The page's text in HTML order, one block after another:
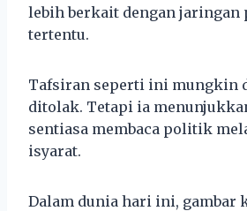
lebih berkait dengan
tertentu.
Tafsiran seperti ini mungkin
ditolak. Tetapi ia
sentiasa membaca politik
isyarat.
Dalam dunia hari ini, gambar